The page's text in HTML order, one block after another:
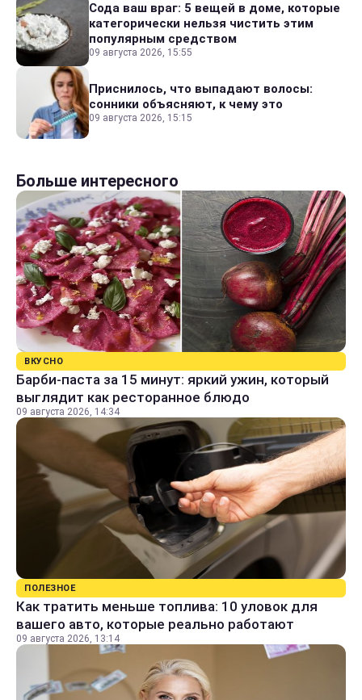
Сода ваш враг: 5 вещей в доме, которые
категорически нельзя чистить этим
популярным средством
09 августа 2026, 15:55
Приснилось, что выпадают волосы:
сонники объясняют, к чему это
09 августа 2026, 15:15
Больше интересного
ВКУСНО
Барби-паста за 15 минут: яркий ужин, который
выглядит как ресторанное блюдо
09 августа 2026, 14:34
ПОЛЕЗНОЕ
Как тратить меньше топлива: 10 уловок для
вашего авто, которые реально работают
09 августа 2026, 13:14